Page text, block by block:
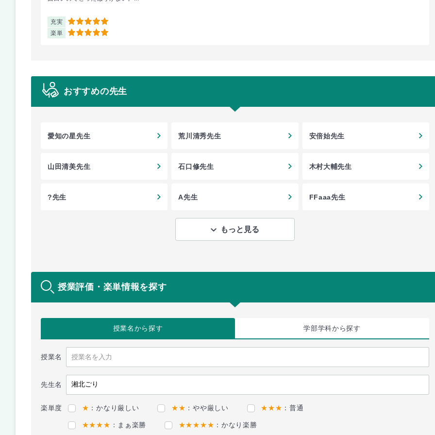
充実 5
楽単 5
おすすめの先生
愛知の星先生 荒川清秀先生 安倍始先生
山田清美先生 石口修先生 木村大輔先生
?先生 A先生 FFaaa先生
もっと見る
授業評価・楽単情報を探す
授業名から探す 学部学科から探す
授業名
先生名
楽単度 ★ ：かなり厳しい ★★ ：やや厳しい ★★★ ：普通
★★★★ ：まぁ楽勝 ★★★★★ ：かなり楽勝